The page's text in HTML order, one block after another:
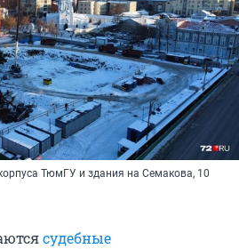
ТюмГУ и здания на Семакова, 10
судебные